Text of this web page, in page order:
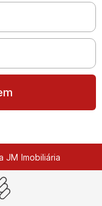
JM Imobiliária